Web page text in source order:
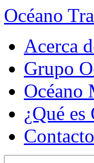
Océano
Acerca
Grupo
Océano
¿Qué es
Contacto